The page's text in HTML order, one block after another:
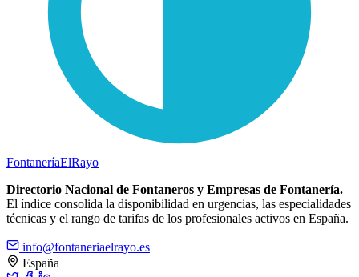
FontaneríaElRayo
Directorio Nacional de Fontaneros y Empresas de Fontanería.
El índice consolida la disponibilidad en urgencias, las especialidades
técnicas y el rango de tarifas de los profesionales activos en España.
info@fontaneriaelrayo.es
España